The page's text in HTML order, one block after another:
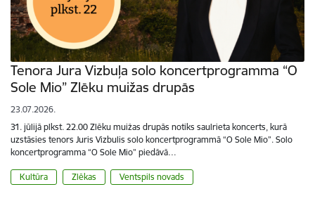
Tenora Jura Vizbuļa solo koncertprogramma “O
Sole Mio” Zlēku muižas drupās
23.07.2026.
31. jūlijā plkst. 22.00 Zlēku muižas drupās notiks saulrieta koncerts, kurā
uzstāsies tenors Juris Vizbulis solo koncertprogrammā “O Sole Mio”. Solo
koncertprogramma “O Sole Mio” piedāvā…
Kultūra Zlēkas Ventspils novads